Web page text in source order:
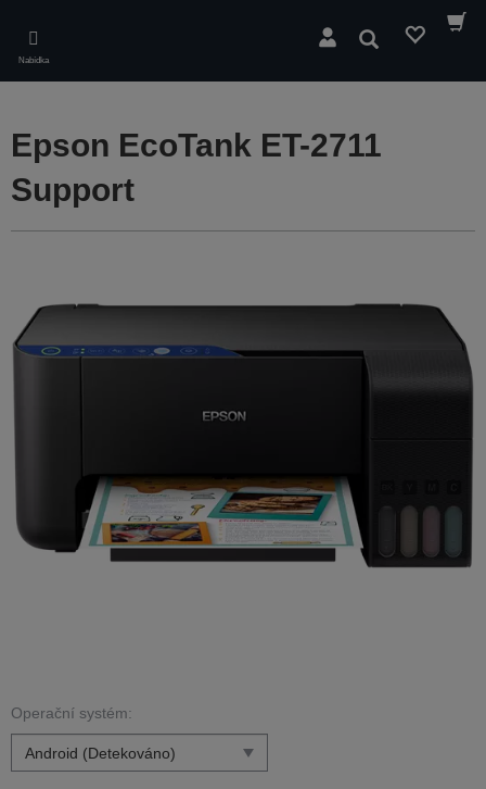
main
content
Nabídka
Hledat
Epson EcoTank ET-2711
Support
Operační systém: